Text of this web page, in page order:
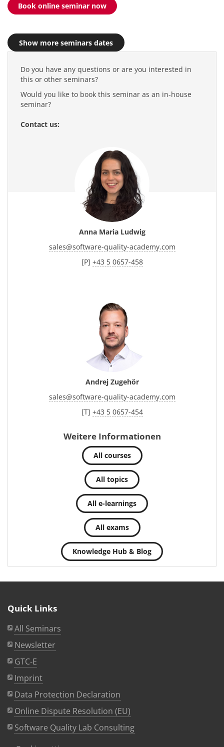
Book online seminar now
Show more seminars dates
Do you have any questions or are you interested in
this or other seminars?
Would you like to book this seminar as an in-house
seminar?
Contact us:
Anna Maria Ludwig
sales@software-quality-academy.com
[P] +43 5 0657-458
Andrej Zugehör
sales@software-quality-academy.com
[T] +43 5 0657-454
Weitere Informationen
All courses
All topics
All e-learnings
All exams
Knowledge Hub & Blog
Quick Links
All Seminars
Newsletter
GTC-E
Imprint
Data Protection Declaration
Online Dispute Resolution (EU)
Software Quality Lab Consulting